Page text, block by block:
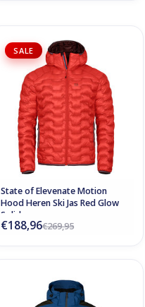
SALE
State of Elevenate Motion
Hood Heren Ski Jas Red Glow
Solid
€269,95
€188,96